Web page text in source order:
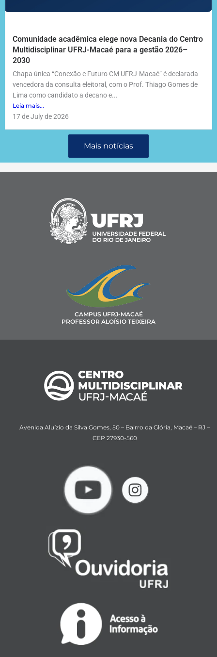
Comunidade acadêmica elege nova Decania do Centro
Multidisciplinar UFRJ-Macaé para a gestão 2026–
2030
Chapa única “Conexão e Futuro CM UFRJ-Macaé” é declarada
vencedora da consulta eleitoral, com o Prof. Thiago Gomes de
Lima como candidato a decano e...
Leia mais...
17 de July de 2026
Mais notícias
CAMPUS UFRJ-MACAÉ
PROFESSOR ALOÍSIO TEIXEIRA
Avenida Aluízio da Silva Gomes, 50 – Bairro da Glória, Macaé – RJ –
CEP 27930-560